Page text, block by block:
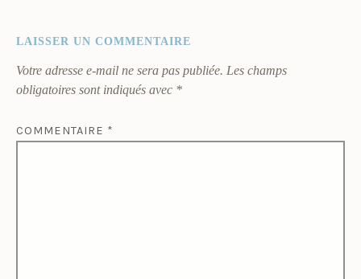
LAISSER UN COMMENTAIRE
Votre adresse e-mail ne sera pas publiée. Les champs
obligatoires sont indiqués avec *
COMMENTAIRE *